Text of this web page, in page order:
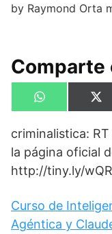
by Raymond Orta
Comparte
Compartir
en
W
h
t
s
A
p
p
X
(
w
t
t
e
)
criminalistica:
la página oficial
http://tiny.ly/
Curso de
Agéntica y